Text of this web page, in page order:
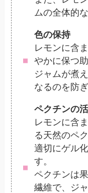
ムの全体的
色の保持
レモンに含
やかに保つ
ジャムが煮
なるのを防ぎ
ペクチンの
レモンに含
る天然のペ
適切にゲル
す。
ペクチンは
繊維で、ジ